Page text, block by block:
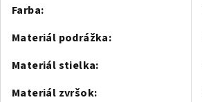
Farba:
Materiál podrážka:
Materiál stielka:
Materiál zvršok: